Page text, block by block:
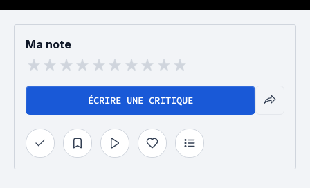
Ma note
ÉCRIRE UNE CRITIQUE